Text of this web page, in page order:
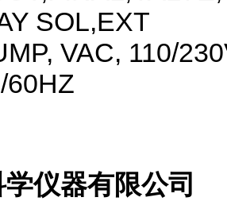
SOL,EXT
VAC, 110/
60HZ
仪器有限公司